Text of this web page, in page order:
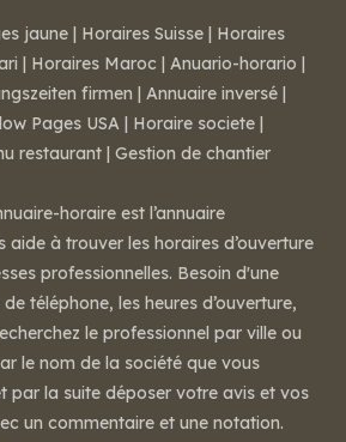
jaune | Horaires Suisse | Horaires
| Horaires Maroc | Anuario-horario |
firmen | Annuaire inversé |
Pages USA | Horaire societe |
restaurant | Gestion de chantier
horaire est l’annuaire
aide à trouver les horaires d’ouverture
professionnelles. Besoin d'une
téléphone, les heures d’ouverture,
le professionnel par ville ou
le nom de la société que vous
par la suite déposer votre avis et vos
un commentaire et une notation.